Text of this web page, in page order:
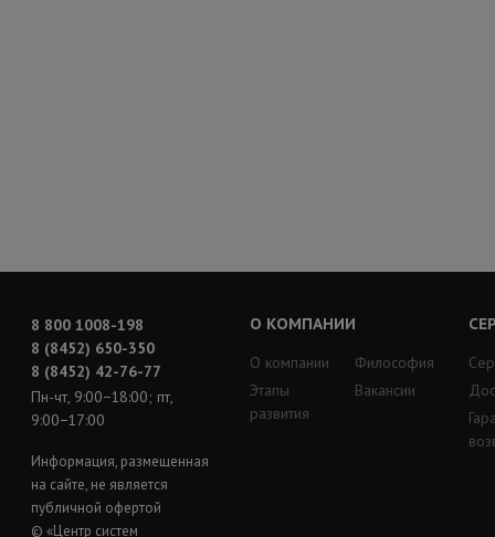
8 800 1008-198
8 (8452) 650-350
8 (8452) 42-76-77
Пн-чт, 9:00−18:00; пт,
9:00−17:00
Информация, размещенная
на сайте, не является
публичной офертой
© «Центр систем
О КОМПАНИИ
О компании
Этапы
развития
Философия
Вакансии